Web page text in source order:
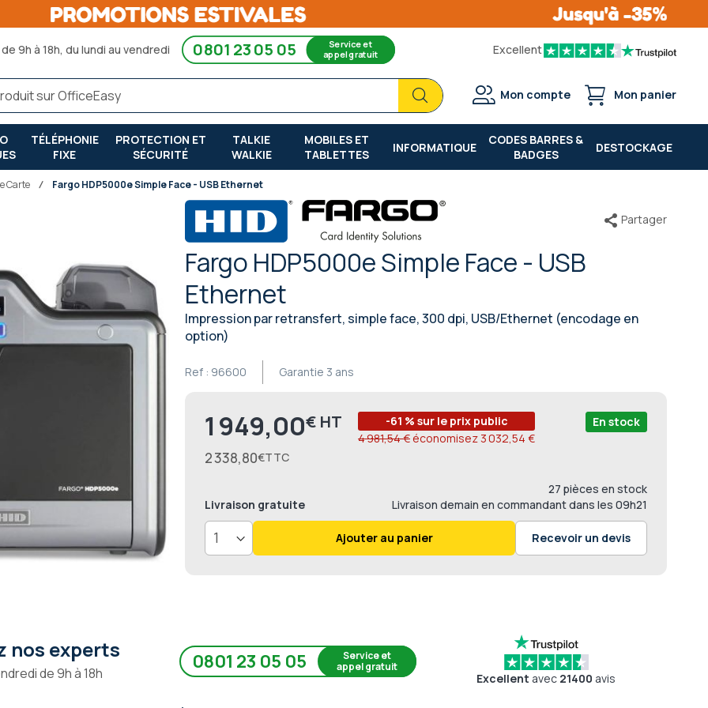
9h à 18h, du lundi au vendredi 0801 23 05 05 Service et
appel gratuit Excellent
Chercher
Chercher
Mon compte Mon panier
TÉLÉPHONIE
FIXE
PROTECTION ET
SÉCURITÉ
TALKIE
WALKIE
MOBILES ET
TABLETTES
INFORMATIQUE
CODES BARRES &
BADGES
DESTOCKAGE
Carte Fargo HDP5000e Simple Face - USB Ethernet
Fargo HDP5000e Simple Face - USB
Ethernet
Impression par retransfert, simple face, 300 dpi, USB/Ethernet (encodage en
option)
Garantie 3 ans
Ref : 96600
Partager
Prix
1 949,00€
2 338,80€
-61 % sur le prix public
4 981,54 € économisez 3 032,54 €
27 pièces en stock
En stock
Livraison demain en commandant dans les 09h21
Livraison gratuite
Ajouter au panier Recevoir un devis
nos experts
de 9h à 18h 0801 23 05 05
Service et
appel gratuit
Excellent avec 21400 avis